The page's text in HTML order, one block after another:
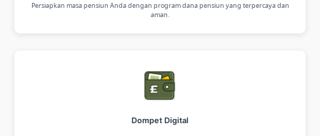
Persiapkan masa pensiun Anda dengan program dana pensiun yang terpercaya dan
aman.
Dompet Digital